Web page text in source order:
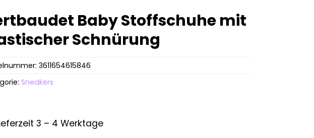
Baby Stoffschuhe mit
Schnürung
3 – 4 Werktage
3611654615846
Sneakers